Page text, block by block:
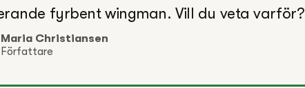
fyrbent wingman. Vill du veta varför?
Maria Christiansen
Författare